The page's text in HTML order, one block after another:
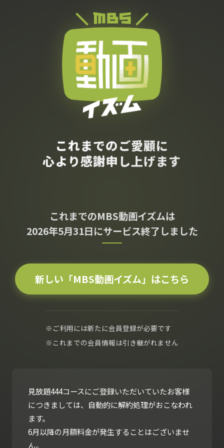
これまでのご愛顧に
心より感謝申し上げます
これまでのMBS動画イズムは
2026年5月31日にサービス終了しました
新しい「MBS動画イズム」はこちら
※ご利用には新たに会員登録が必要です
※これまでの会員情報は引き継がれません
見放題444コースにご登録いただいていたお客様
につきましては、自動的に解約処理がおこなわれ
ます。
6月以降の月額料金が発生することはございませ
ん。